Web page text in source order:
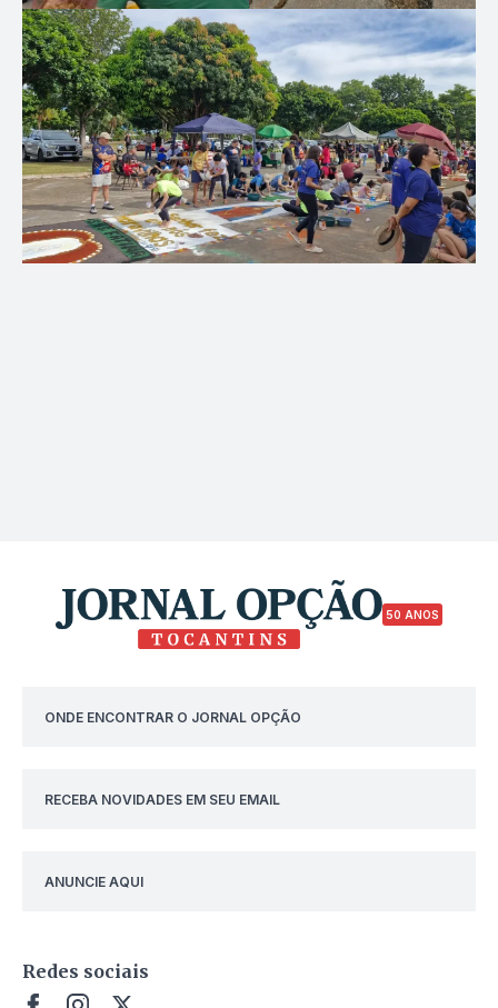
50 ANOS
ONDE ENCONTRAR O JORNAL OPÇÃO
RECEBA NOVIDADES EM SEU EMAIL
ANUNCIE AQUI
Redes sociais